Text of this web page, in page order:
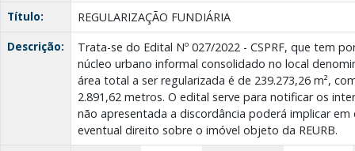
Título:
REGULARIZAÇÃO FUNDIÁRIA
Descrição:
Trata-se do Edital Nº 027/2022 - CSPRF, que tem
núcleo urbano informal consolidado no local
área total a ser regularizada é de 239.273,26 m²,
2.891,62 metros. O edital serve para notificar os
não apresentada a discordância poderá implicar
eventual direito sobre o imóvel objeto da REURB.